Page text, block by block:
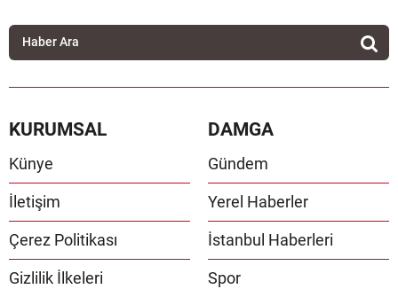
KURUMSAL
Künye
İletişim
Çerez Politikası
Gizlilik İlkeleri
DAMGA
Gündem
Yerel Haberler
İstanbul Haberleri
Spor